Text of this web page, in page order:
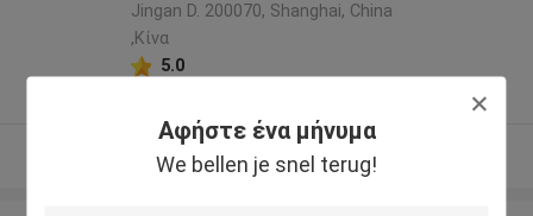
Αφήστε ένα μήνυμα
We bellen je snel terug!
Jingan D. 200070, Shanghai, China
,Κίνα
5.0
Δείτε περισσότερων